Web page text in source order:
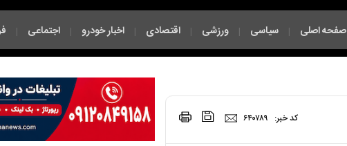
صفحه اصلی | سیاسی | ورزشی | اقتصادی | اخبار خودرو | اجتماعی |
فکت لایف |
کد خبر: ۶۴۰۷۸۹